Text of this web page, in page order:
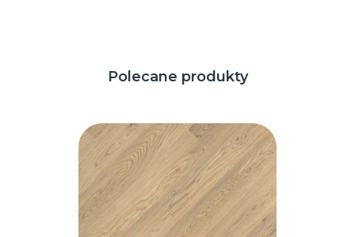
Polecane produkty